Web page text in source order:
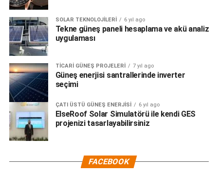
SOLAR TEKNOLOJILERI 6 yıl ago
Tekne güneş paneli hesaplama ve akü analiz
uygulaması
TICARI GÜNEŞ PROJELERI 7 yıl ago
Güneş enerjisi santrallerinde inverter
seçimi
ÇATI ÜSTÜ GÜNEŞ ENERJISI 6 yıl ago
ElseRoof Solar Simulatörü ile kendi GES
projenizi tasarlayabilirsiniz
FACEBOOK